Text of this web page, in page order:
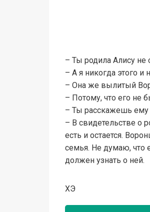
– Ты родила Алису не
– А я никогда этого
– Она же вылитый
– Потому, что его не
– Ты расскажешь ему
– В свидетельстве о
есть и остается.
семья. Не думаю, что
должен узнать о ней.
ХЭ